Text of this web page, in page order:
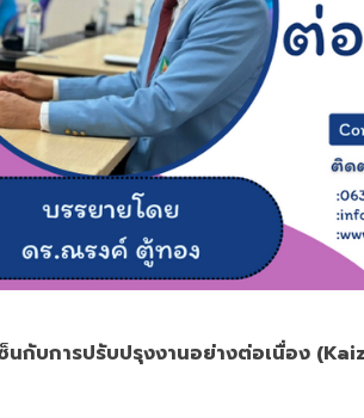
นกับการปรับปรุงงานอย่างต่อเนื่อง